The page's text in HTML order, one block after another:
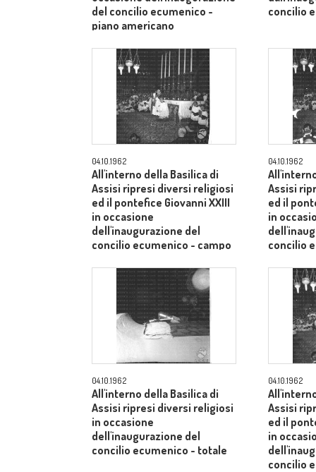
del concilio ecumenico -
piano americano
concilio
04.10.1962
All'interno della Basilica di
Assisi ripresi diversi religiosi
ed il pontefice Giovanni XXIII
in occasione
dell'inaugurazione del
concilio ecumenico - campo
04.10.1962
Assisi
ed il
in
concilio
04.10.1962
All'interno della Basilica di
Assisi ripresi diversi religiosi
in occasione
dell'inaugurazione del
concilio ecumenico - totale
04.10.1962
Assisi
ed il
in
concilio